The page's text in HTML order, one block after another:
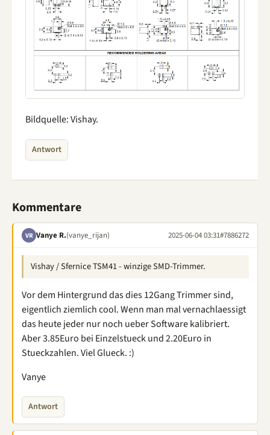
Bildquelle: Vishay.
Antwort
Kommentare
VR Vanye R.(vanye_rijan) 2025-06-04 03:31#7886272
Vishay / Sfernice TSM41 - winzige SMD-Trimmer.
Vor dem Hintergrund das dies 12Gang Trimmer sind,
eigentlich ziemlich cool. Wenn man mal vernachlaessigt
das heute jeder nur noch ueber Software kalibriert.
Aber 3.85Euro bei Einzelstueck und 2.20Euro in
Stueckzahlen. Viel Glueck. :)
Vanye
Antwort